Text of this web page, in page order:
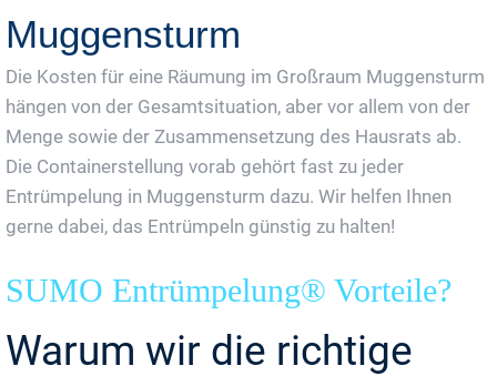
Muggensturm
Die Kosten für eine Räumung im Großraum Muggensturm
hängen von der Gesamtsituation, aber vor allem von der
Menge sowie der Zusammensetzung des Hausrats ab.
Die Containerstellung vorab gehört fast zu jeder
Entrümpelung in Muggensturm dazu. Wir helfen Ihnen
gerne dabei, das Entrümpeln günstig zu halten!
SUMO Entrümpelung® Vorteile?
Warum wir die richtige